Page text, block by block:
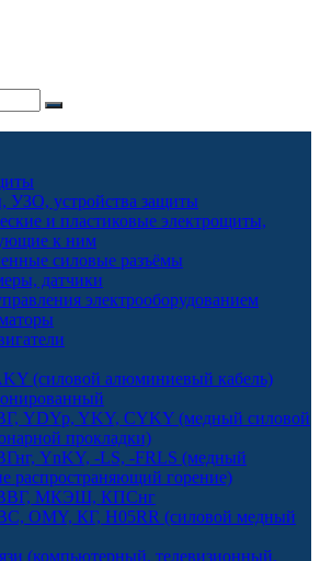
УЗО, устройства защиты
и пластиковые электрощиты,
к ним
силовые разъёмы
датчики
электрооборудованием
(силовой алюминиевый кабель)
YDYp, YKY, CYKY (медный силовой
прокладки)
YnKY, -LS, -FRLS (медный
распространяющий горение)
МКЭШ, КПСнг
OMY, КГ, H05RR (силовой медный
(компьютерный, телевизионный,